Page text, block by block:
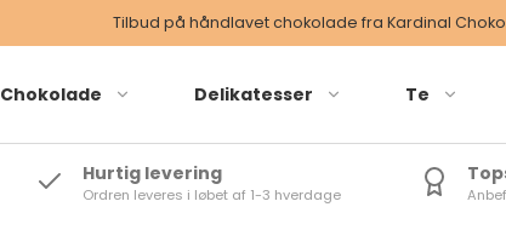
Tilbud på håndlavet chokolade fra Kardinal
Chokolade Delikatesser Te
Løs vægt
Løs vægt
Hurtig levering
Ordren leveres i løbet af 1-3 hverdage